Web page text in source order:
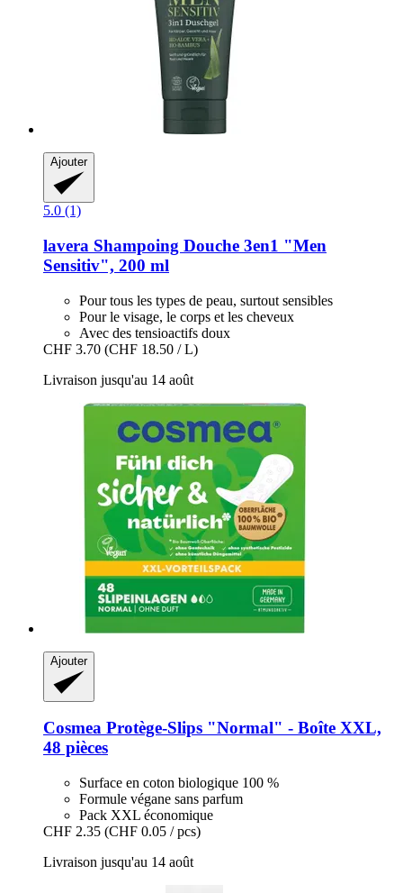
Ajouter
5.0 (1)
lavera Shampoing Douche 3en1 "Men
Sensitiv", 200 ml
Pour tous les types de peau, surtout sensibles
Pour le visage, le corps et les cheveux
Avec des tensioactifs doux
CHF 3.70 (CHF 18.50 / L)
Livraison jusqu'au 14 août
Ajouter
Cosmea Protège-​Slips "Normal" -​ Boîte XXL,
48 pièces
Surface en coton biologique 100 %
Formule végane sans parfum
Pack XXL économique
CHF 2.35 (CHF 0.05 / pcs)
Livraison jusqu'au 14 août